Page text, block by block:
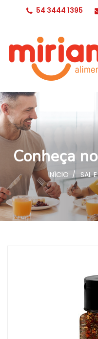
54 3444 1395
Conheça
INÍCIO SAL